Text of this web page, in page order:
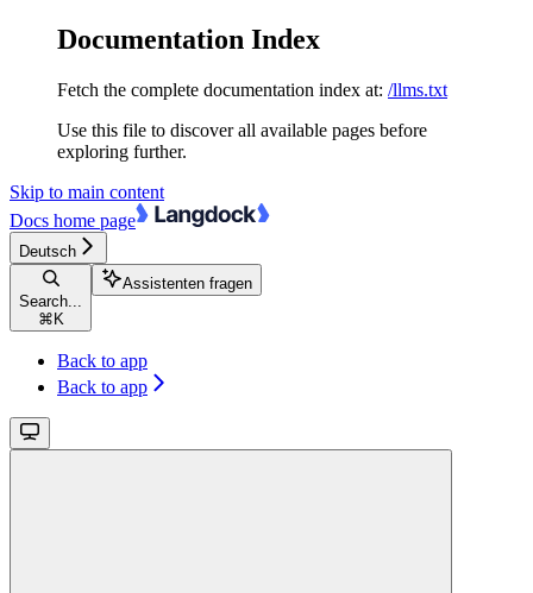
Documentation Index
Fetch the complete documentation index at: /llms.txt
Use this file to discover all available pages before
exploring further.
Skip to main content
Docs home page
Deutsch
Search...
⌘ K
Assistenten fragen
Back to app
Back to app